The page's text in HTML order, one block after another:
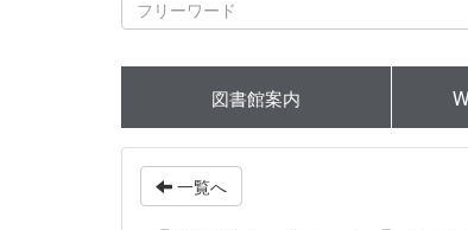
図書館案内
一覧へ